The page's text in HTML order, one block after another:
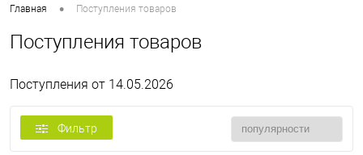
Главная • Поступления товаров
Поступления товаров
Поступления от 14.05.2026
Фильтр